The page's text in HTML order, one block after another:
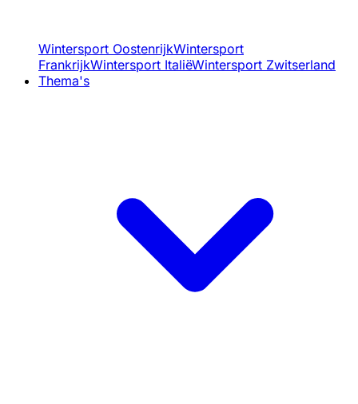
Wintersport OostenrijkWintersport
FrankrijkWintersport ItaliëWintersport Zwitserland
Thema's